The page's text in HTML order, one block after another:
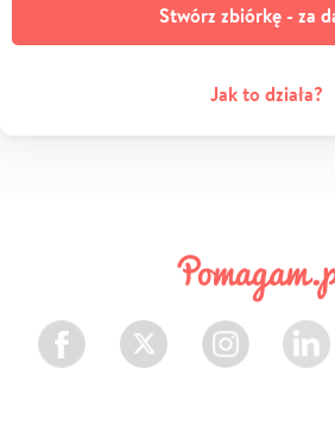
Stwórz zbiórkę - za
Jak to działa?
Facebook Twitter Instagram LinkedIn